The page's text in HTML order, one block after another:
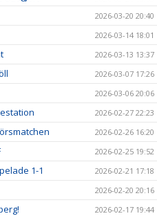
2026-03-20 20:40
2026-03-14 18:01
2026-03-13 13:37
2026-03-07 17:26
2026-03-06 20:06
2026-02-27 22:23
2026-02-26 16:20
2026-02-25 19:52
1-1 2026-02-21 17:18
2026-02-20 20:16
2026-02-17 19:44